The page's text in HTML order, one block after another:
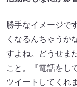
勝手なイメージで
くなるんちゃうか
すよね。どうせま
こと。『電話をし
ツイートしてくれ